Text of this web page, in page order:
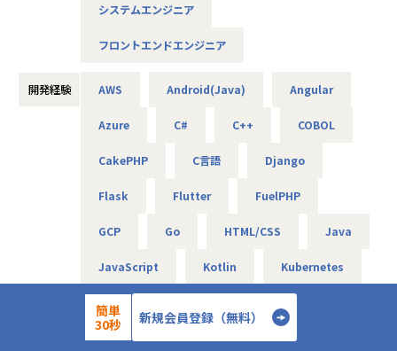
当社は、更なる事業拡大に向けエンジニアを募集します。
★自分の進みたい道が決まっている方へ
★現在やりたいことが決まってない方へ
私たちはあなたがやりたくないと思うことは強要しません。
※ご志向・ご希望に応じて、プロジェクトを決定します
を前提としています。
★転勤がない会社
範囲でプロジェクトを選定。
★基本給がベースUPしていく
基本給で勝負している会社です！技術手当等で大きく見せ
ることをしておりません。
昇給は、基本給を上げていくため、賞与や残業代も必然的
システムエンジニア
フロントエンドエンジニア
開発経験 AWS Android(Java) Angular
Azure C# C++ COBOL
CakePHP C言語 Django
Flask Flutter FuelPHP
GCP Go HTML/CSS Java
JavaScript Kotlin Kubernetes
Laravel
Next.js Node.js Nuxt.js
簡単
30秒
新規会員登録（無料）